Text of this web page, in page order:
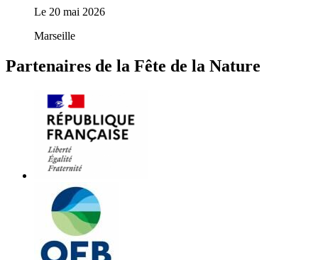
Le 20 mai 2026
Marseille
Partenaires de la Fête de la Nature